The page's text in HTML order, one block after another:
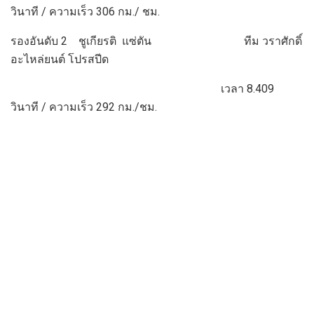
วินาที / ความเร็ว 306 กม./ ชม.
รองอันดับ 2 ชูเกียรติ แซ่ตัน ทีม วราศักดิ์
อะไหล่ยนต์ โปรสปีด
เวลา 8.409
วินาที / ความเร็ว 292 กม./ชม.